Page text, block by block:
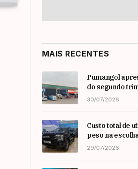
MAIS RECENTES
Pumangol
do segundo
30/07/2026
Custo total de
peso na
em angola
29/07/2026